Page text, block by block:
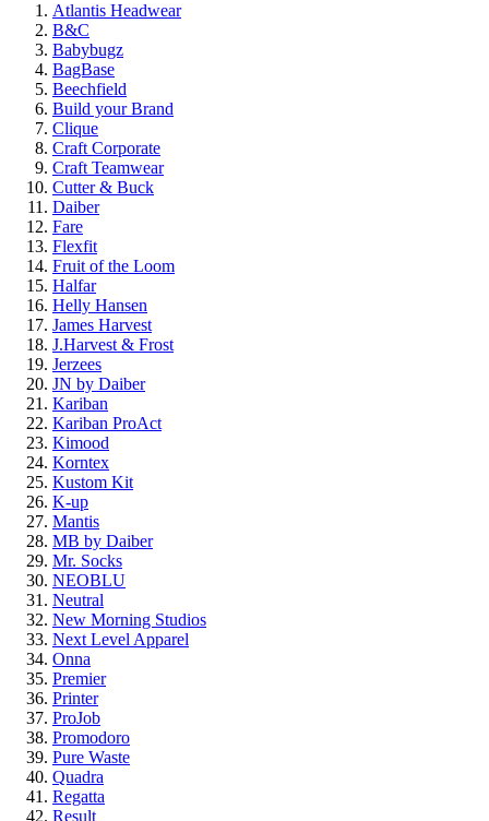
Atlantis Headwear
B&C
Babybugz
BagBase
Beechfield
Build your Brand
Clique
Craft Corporate
Craft Teamwear
Cutter & Buck
Daiber
Fare
Flexfit
Fruit of the Loom
Halfar
Helly Hansen
James Harvest
J.Harvest & Frost
Jerzees
JN by Daiber
Kariban
Kariban ProAct
Kimood
Korntex
Kustom Kit
K-up
Mantis
MB by Daiber
Mr. Socks
NEOBLU
Neutral
New Morning Studios
Next Level Apparel
Onna
Premier
Printer
ProJob
Promodoro
Pure Waste
Quadra
Regatta
Result